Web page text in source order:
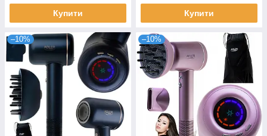
Купити Купити
–10% –10%